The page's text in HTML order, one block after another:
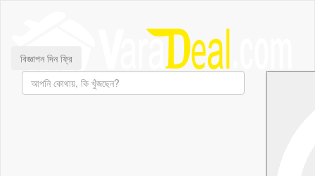
বিজ্ঞাপন দিন ফ্রি